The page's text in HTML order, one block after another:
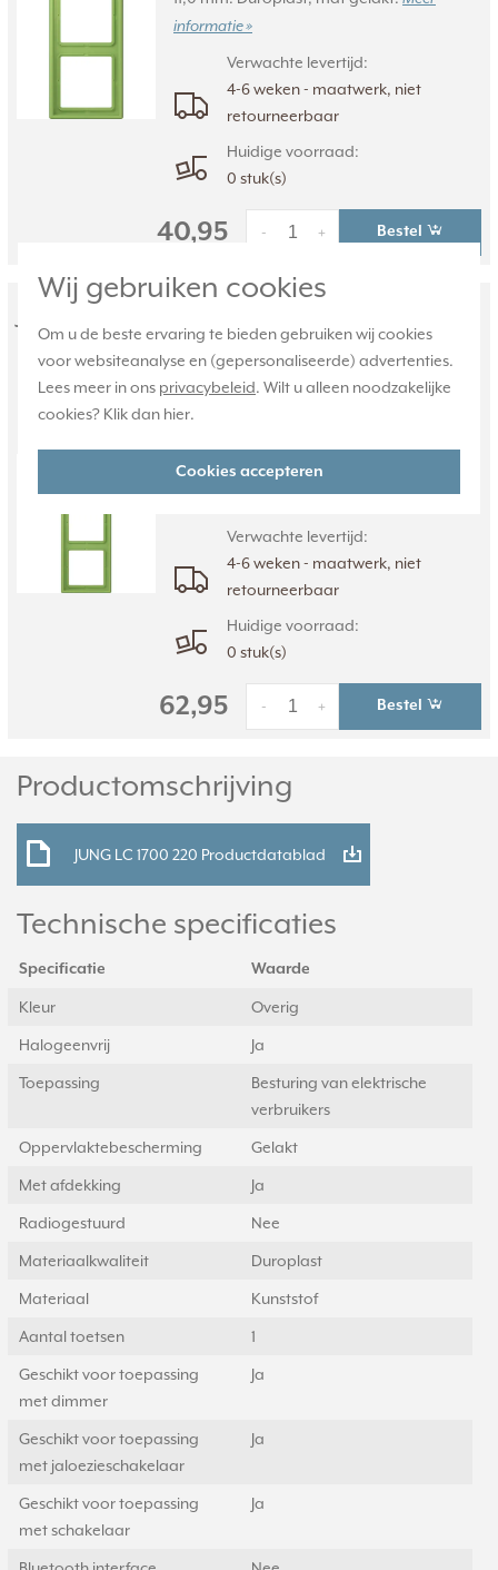
Wij gebruiken cookies
Om u de beste ervaring te bieden gebruiken wij cookies
voor websiteanalyse en (gepersonaliseerde) advertenties.
Lees meer in ons privacybeleid. Wilt u alleen noodzakelijke
cookies? Klik dan hier.
Cookies accepteren
informatie »
Verwachte levertijd:
4-6 weken - maatwerk, niet
retourneerbaar
Huidige voorraad:
0 stuk(s)
40,95 +
- Bestel
JUNG afdekraam 3-voudig Les
Couleurs vert 31 220 (LC 983 220)
LC 983 220, 3-voudig afdekraam. Les
Couleurs® Le Corbusier. Kleur: vert 31.
11,0 mm. Duroplast, mat gelakt.
Verwachte levertijd:
4-6 weken - maatwerk, niet
retourneerbaar
Huidige voorraad:
0 stuk(s)
62,95 +
- Bestel
Productomschrijving
JUNG LC 1700 220 Productdatablad
Technische specificaties
Specificatie Waarde
Kleur Overig
Halogeenvrij Ja
Toepassing
Besturing van elektrische
verbruikers
Oppervlaktebescherming Gelakt
Met afdekking Ja
Radiogestuurd Nee
Materiaalkwaliteit Duroplast
Materiaal Kunststof
Aantal toetsen 1
Geschikt voor toepassing
met dimmer
Ja
Geschikt voor toepassing
met jaloezieschakelaar
Ja
Geschikt voor toepassing
met schakelaar
Ja